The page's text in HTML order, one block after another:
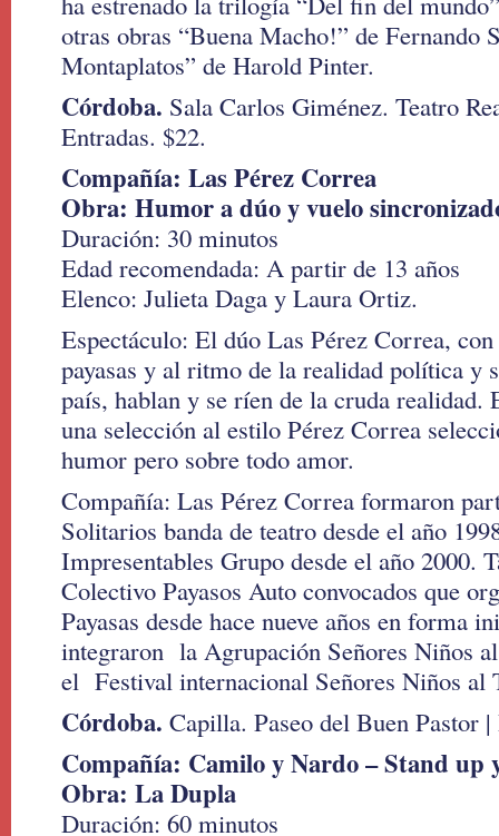
otras obras “Buena Macho!” de Fernando
Montaplatos” de Harold Pinter.
Córdoba. Sala Carlos Giménez. Teatro
Entradas. $22.
Compañía: Las Pérez Correa
Obra: Humor a dúo y vuelo
Duración: 30 minutos
Edad recomendada: A partir de 13 años
Elenco: Julieta Daga y Laura Ortiz.
Espectáculo: El dúo Las Pérez Correa,
payasas y al ritmo de la realidad política y
país, hablan y se ríen de la cruda realidad.
una selección al estilo Pérez Correa
humor pero sobre todo amor.
Compañía: Las Pérez Correa formaron
Solitarios banda de teatro desde el año
Impresentables Grupo desde el año 2000.
Colectivo Payasos Auto convocados que
Payasas desde hace nueve años en forma
integraron la Agrupación Señores Niños
el Festival internacional Señores Niños al
Córdoba. Capilla. Paseo del Buen Pastor
Compañía: Camilo y Nardo – Stand up
Obra: La Dupla
Duración: 60 minutos